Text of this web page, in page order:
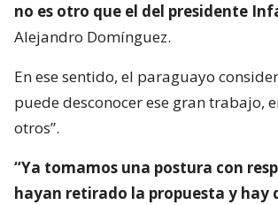
no es otro que el del presidente
Alejandro Domínguez.
En ese sentido, el paraguayo
puede desconocer ese gran trabajo,
otros”.
“Ya tomamos una postura con
hayan retirado la propuesta y hay